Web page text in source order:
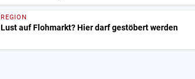
REGION
Lust auf Flohmarkt? Hier darf gestöbert werden